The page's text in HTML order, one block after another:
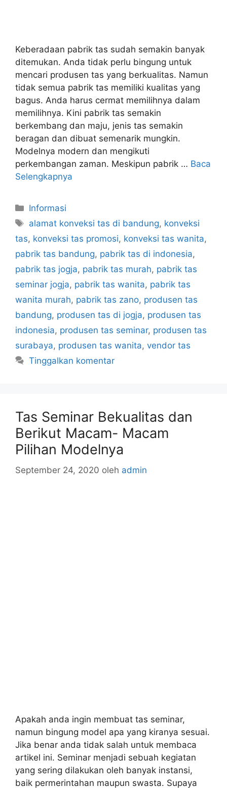
Keberadaan pabrik tas sudah semakin banyak
ditemukan. Anda tidak perlu bingung untuk
mencari produsen tas yang berkualitas. Namun
tidak semua pabrik tas memiliki kualitas yang
bagus. Anda harus cermat memilihnya dalam
memilihnya. Kini pabrik tas semakin
berkembang dan maju, jenis tas semakin
beragan dan dibuat semenarik mungkin.
Modelnya modern dan mengikuti
perkembangan zaman. Meskipun pabrik … Baca
Selengkapnya
Kategori
Informasi
Tag
alamat konveksi tas di bandung, konveksi
tas, konveksi tas promosi, konveksi tas wanita,
pabrik tas bandung, pabrik tas di indonesia,
pabrik tas jogja, pabrik tas murah, pabrik tas
seminar jogja, pabrik tas wanita, pabrik tas
wanita murah, pabrik tas zano, produsen tas
bandung, produsen tas di jogja, produsen tas
indonesia, produsen tas seminar, produsen tas
surabaya, produsen tas wanita, vendor tas
Tinggalkan komentar
Tas Seminar Bekualitas dan
Berikut Macam- Macam
Pilihan Modelnya
September 24, 2020 oleh admin
Apakah anda ingin membuat tas seminar,
namun bingung model apa yang kiranya sesuai.
Jika benar anda tidak salah untuk membaca
artikel ini. Seminar menjadi sebuah kegiatan
yang sering dilakukan oleh banyak instansi,
baik permerintahan maupun swasta. Supaya